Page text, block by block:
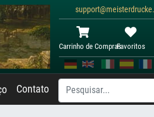
Carrinho de ComprasFavoritos
Contato